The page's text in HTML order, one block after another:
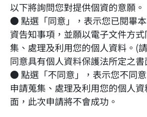
以下將詢問您對提供個資的意願。
● 點選「同意」，表示您已閱畢
資告知事項，並願以電子文件方
集、處理及利用您的個人資料。(
同意具有個人資料保護法所定之
● 點選「不同意」，表示您不同
申請蒐集、處理及利用您的個人
面，此次申請將不會成功。